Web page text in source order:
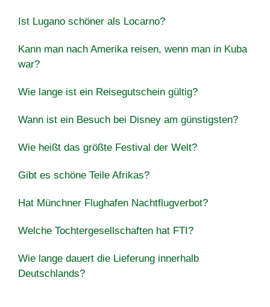
Ist Lugano schöner als Locarno?
Kann man nach Amerika reisen, wenn man in Kuba
war?
Wie lange ist ein Reisegutschein gültig?
Wann ist ein Besuch bei Disney am günstigsten?
Wie heißt das größte Festival der Welt?
Gibt es schöne Teile Afrikas?
Hat Münchner Flughafen Nachtflugverbot?
Welche Tochtergesellschaften hat FTI?
Wie lange dauert die Lieferung innerhalb
Deutschlands?